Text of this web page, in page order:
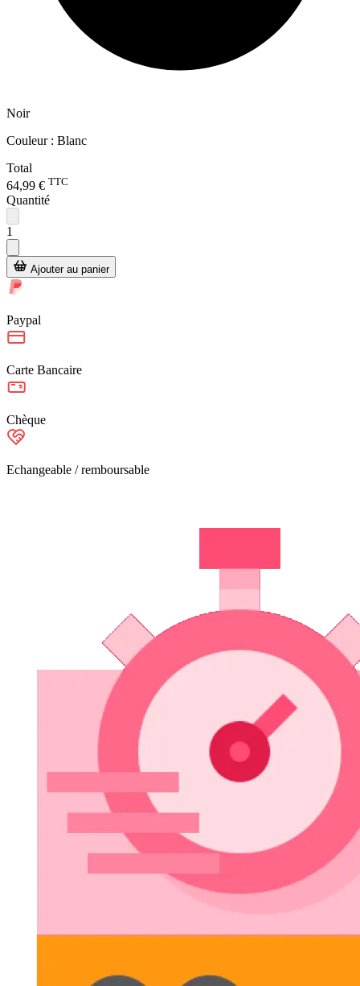
Noir
Couleur : Blanc
Total
64,99 € TTC
Quantité
1
Ajouter au panier
Paypal
Carte Bancaire
Chèque
Echangeable / remboursable